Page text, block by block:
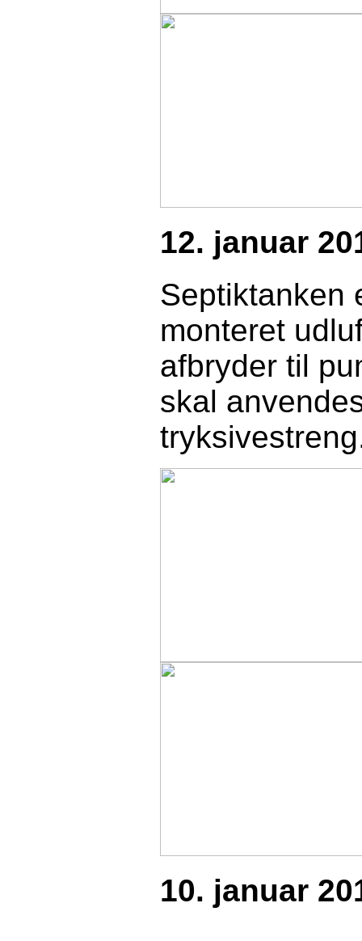
12. januar
Septiktanken
monteret
afbryder til
skal
10. januar